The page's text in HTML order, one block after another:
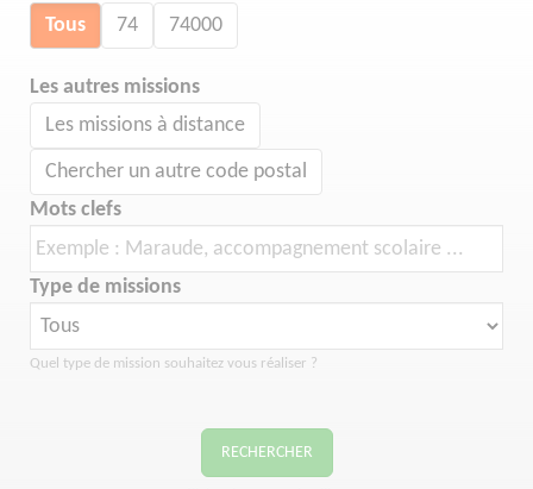
Tous 74 74000
Les autres missions
Les missions à distance
Chercher un autre code postal
Mots clefs
Type de missions
Quel type de mission souhaitez vous réaliser ?
RECHERCHER